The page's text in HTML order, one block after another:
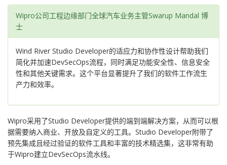
Wipro公司工程边缘部门全球汽车业务主管Swarup Mandal 博
士
Wind River Studio Developer的适应力和协作性设计帮助我们
简化并加速DevSecOps流程，同时满足功能安全性、信息安全
性和其他关键需求。这个平台显著提升了我们的软件工作流生
产力和效率。
Wipro采用了Studio Developer提供的端到端解决方案，从而可以根
据需要纳入商业、开放及自定义的工具。Studio Developer附带了
预先集成且经过验证的软件工具和丰富的技术精选集，这非常有助
于Wipro建立DevSecOps流水线。